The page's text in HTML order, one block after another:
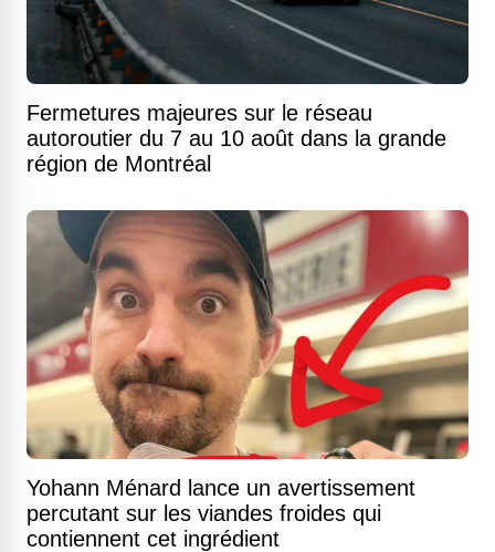
Fermetures majeures sur le réseau
autoroutier du 7 au 10 août dans la grande
région de Montréal
Yohann Ménard lance un avertissement
percutant sur les viandes froides qui
contiennent cet ingrédient